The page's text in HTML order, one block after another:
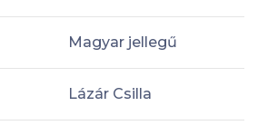
Magyar jellegű
Lázár Csilla